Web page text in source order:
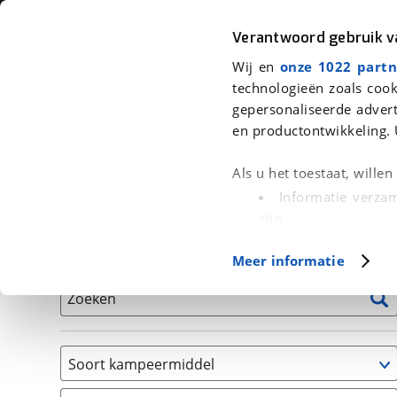
Verantwoord gebruik
Wij en onze 1022
technologieën zoals
gepersonaliseerde
en productontwikkeling.
Als u het toestaat, willen
Informatie
(fingerprinting)
in. U
Cookieverklaring.
Met cookies en
Functionele cookies
Meer informatie
Auto Fiets Motor
Kampeervoertuigen
We hebben 2 kampeervoertuigen
Zoeken
Soort kampeermiddel
Camper (2)